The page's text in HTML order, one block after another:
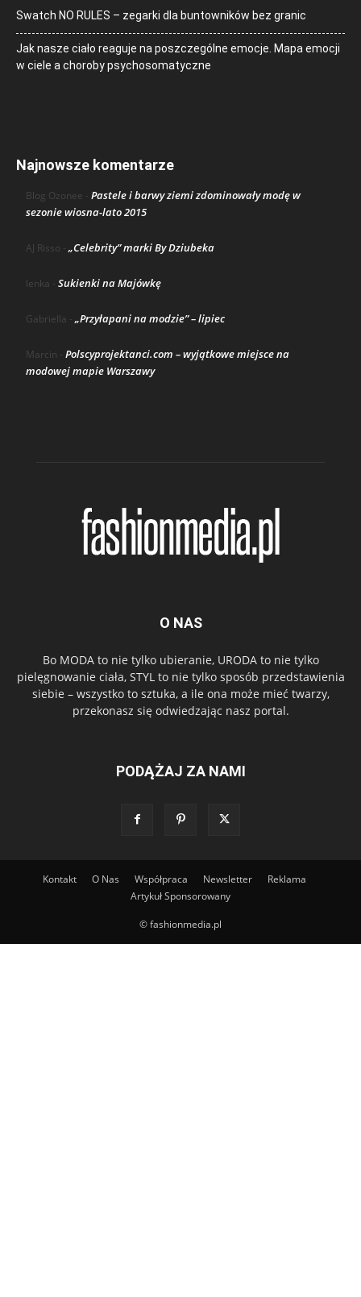
Swatch NO RULES – zegarki dla buntowników bez granic
Jak nasze ciało reaguje na poszczególne emocje. Mapa emocji
w ciele a choroby psychosomatyczne
Najnowsze komentarze
Blog Ozonee - Pastele i barwy ziemi zdominowały modę w
sezonie wiosna-lato 2015
AJ Risso - „Celebrity” marki By Dziubeka
lenka - Sukienki na Majówkę
Gabriella - „Przyłapani na modzie” – lipiec
Marcin - Polscyprojektanci.com – wyjątkowe miejsce na
modowej mapie Warszawy
O NAS
Bo MODA to nie tylko ubieranie, URODA to nie tylko
pielęgnowanie ciała, STYL to nie tylko sposób przedstawienia
siebie – wszystko to sztuka, a ile ona może mieć twarzy,
przekonasz się odwiedzając nasz portal.
PODĄŻAJ ZA NAMI
Kontakt O Nas Współpraca Newsletter
Reklama
Artykuł Sponsorowany
© fashionmedia.pl